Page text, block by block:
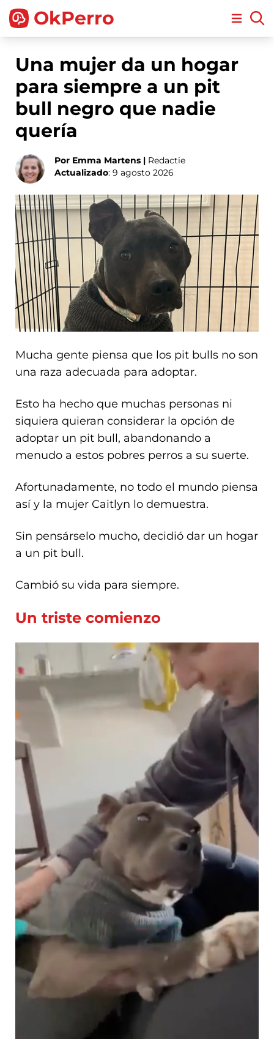
OkPerro Open
Una mujer da un hogar
para siempre a un pit
bull negro que nadie
quería
Por Emma Martens | Redactie
Actualizado: 9 agosto 2026
Mucha gente piensa que los pit bulls no son
una raza adecuada para adoptar.
Esto ha hecho que muchas personas ni
siquiera quieran considerar la opción de
adoptar un pit bull, abandonando a
menudo a estos pobres perros a su suerte.
Afortunadamente, no todo el mundo piensa
así y la mujer Caitlyn lo demuestra.
Sin pensárselo mucho, decidió dar un hogar
a un pit bull.
Cambió su vida para siempre.
Un triste comienzo